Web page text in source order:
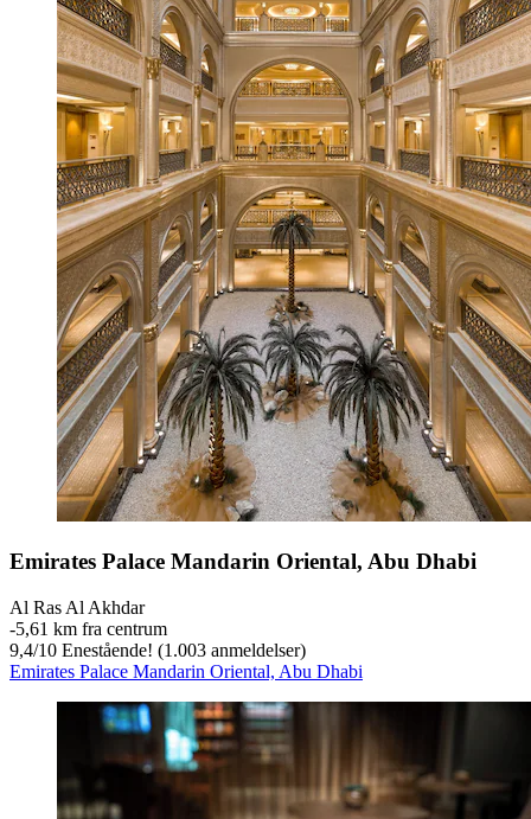
Emirates Palace Mandarin Oriental, Abu Dhabi
Al Ras Al Akhdar
‐5,61 km fra centrum
9,4/10 Enestående! (1.003 anmeldelser)
Emirates Palace Mandarin Oriental, Abu Dhabi